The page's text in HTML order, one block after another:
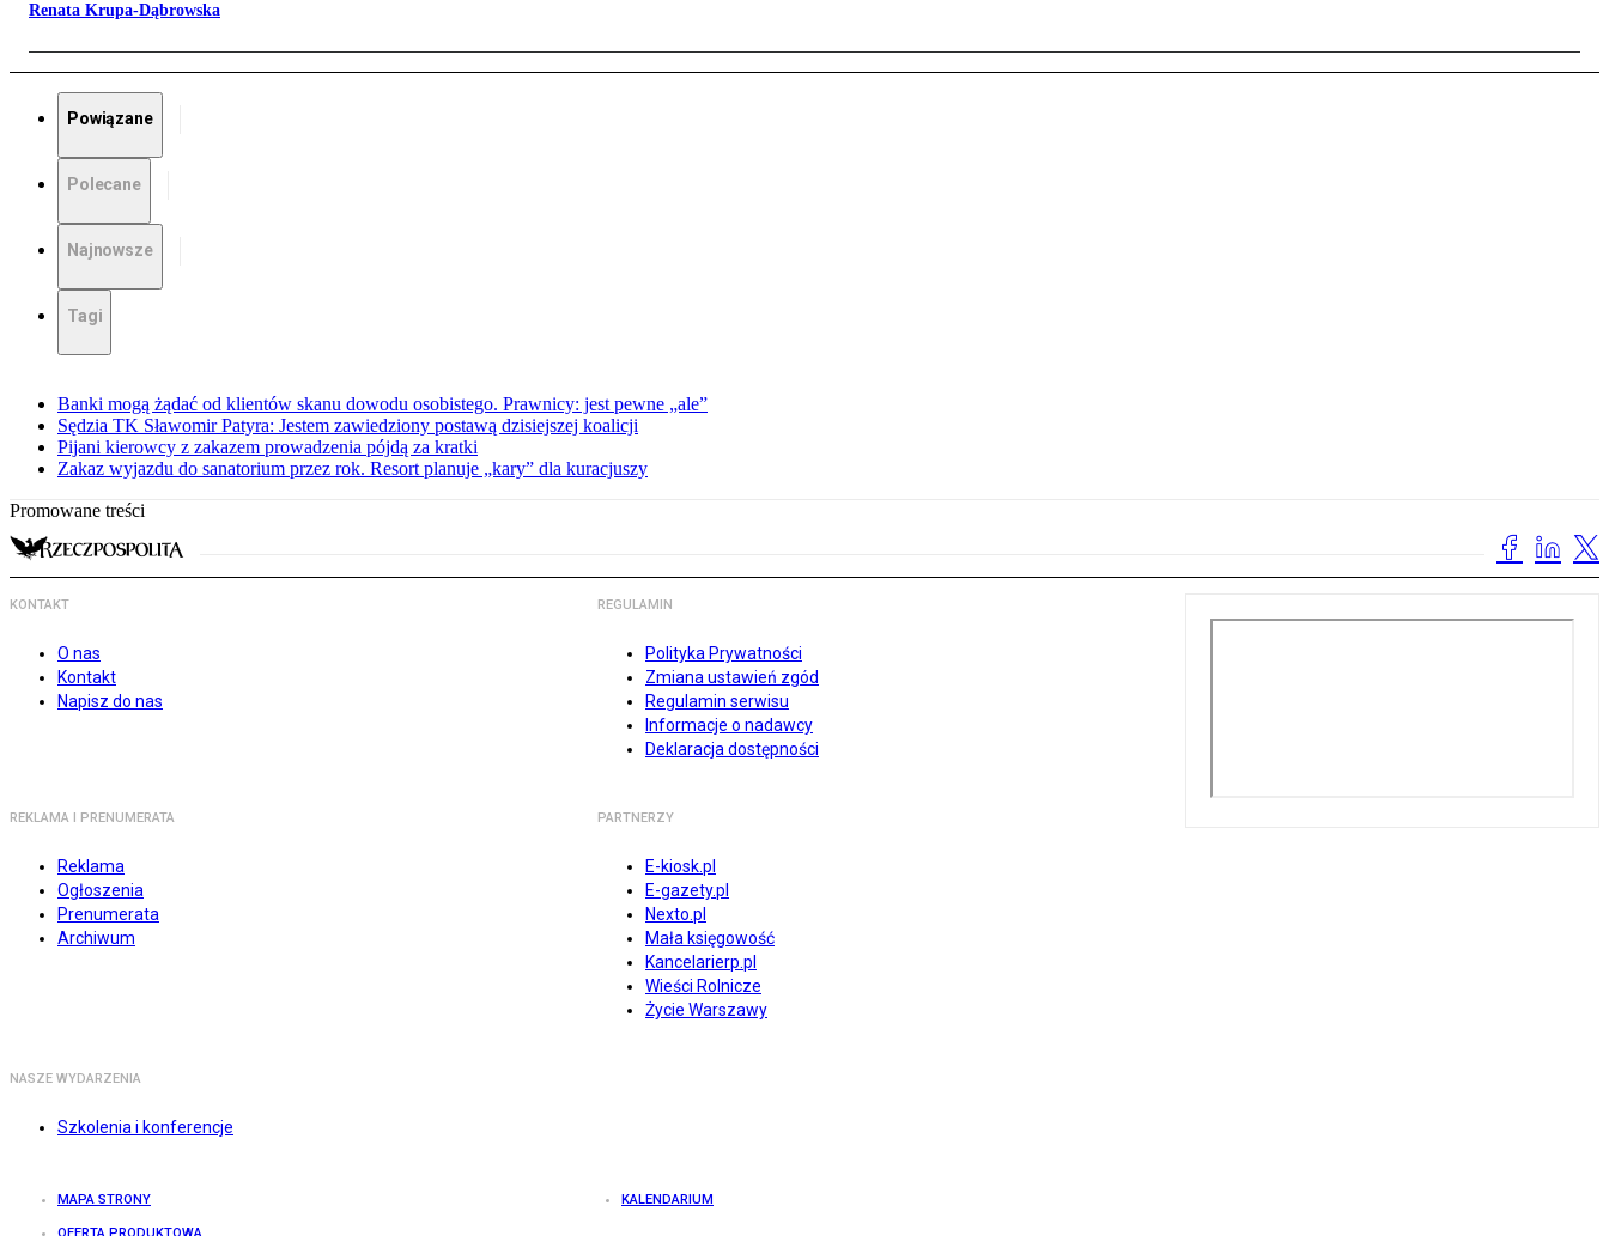
Renata Krupa-Dąbrowska
Powiązane
Polecane
Najnowsze
Tagi
Banki mogą żądać od klientów skanu dowodu osobistego. Prawnicy: jest pewne „ale”
Sędzia TK Sławomir Patyra: Jestem zawiedziony postawą dzisiejszej koalicji
Pijani kierowcy z zakazem prowadzenia pójdą za kratki
Zakaz wyjazdu do sanatorium przez rok. Resort planuje „kary” dla kuracjuszy
Promowane treści
KONTAKT
O nas
Kontakt
Napisz do nas
REGULAMIN
Polityka Prywatności
Zmiana ustawień zgód
Regulamin serwisu
Informacje o nadawcy
Deklaracja dostępności
REKLAMA I PRENUMERATA
Reklama
Ogłoszenia
Prenumerata
Archiwum
PARTNERZY
E-kiosk.pl
E-gazety.pl
Nexto.pl
Mała księgowość
Kancelarierp.pl
Wieści Rolnicze
Życie Warszawy
NASZE WYDARZENIA
Szkolenia i konferencje
MAPA STRONY KALENDARIUM